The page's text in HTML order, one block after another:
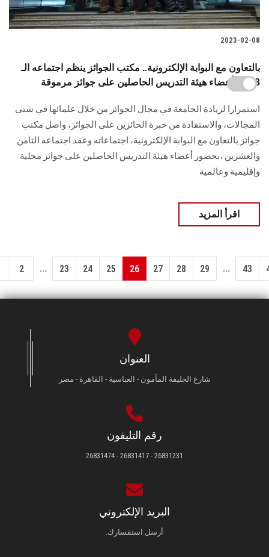
2023-02-08
بالتعاون مع البوابة الإلكترونية.. مكتب الجوائز ينظم اجتماعه الـ
28 مع أعضاء هيئة التدريس الحاصلين على جوائز مرموقة
استمرارا لريادة الجامعة في مجال الجوائز من خلال علمائها في شتى
المجالات، والاستفادة من خبرة الحائزين على الجوائز، واصل مكتب
جوائز بالتعاون مع البوابة الإلكترونية، اجتماعاته وعقد اجتماعه الثامن
والعشرين ،بحضور أعضاء هيئة التدريس الحاصلين على جوائز محلية
وإقليمية وعالمية
اقرأ المزيد
2 ... 23 24 25 26 27 28 29 ... 43
العنوان
شارع الخليفة المأمون - العباسية - القاهرة - مصر
رقم التليفون
26831231 - 26831417 - 26831474
البريد الإلكتروني
أرسل استفسارك.